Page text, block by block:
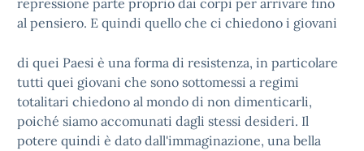
repressione parte proprio dai corpi per arrivare fino
al pensiero. E quindi quello che ci chiedono i giovani
di quei Paesi è una forma di resistenza, in particolare
tutti quei giovani che sono sottomessi a regimi
totalitari chiedono al mondo di non dimenticarli,
poiché siamo accomunati dagli stessi desideri. Il
potere quindi è dato dall'immaginazione, una bella